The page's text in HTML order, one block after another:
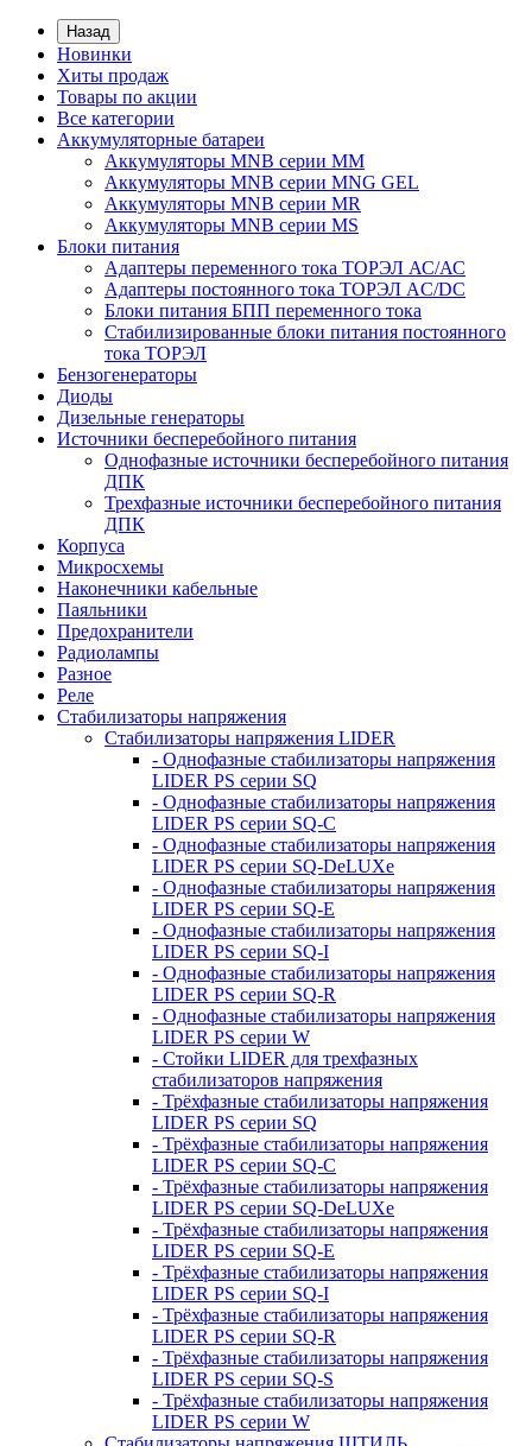
Назад
Новинки
Хиты продаж
Товары по акции
Все категории
Аккумуляторные батареи
Аккумуляторы MNB серии MM
Аккумуляторы MNB серии MNG GEL
Аккумуляторы MNB серии MR
Аккумуляторы MNB серии MS
Блоки питания
Адаптеры переменного тока ТОРЭЛ АС/АС
Адаптеры постоянного тока ТОРЭЛ AC/DC
Блоки питания БПП переменного тока
Стабилизированные блоки питания постоянного
тока ТОРЭЛ
Бензогенераторы
Диоды
Дизельные генераторы
Источники бесперебойного питания
Однофазные источники бесперебойного питания
ДПК
Трехфазные источники бесперебойного питания
ДПК
Корпуса
Микросхемы
Наконечники кабельные
Паяльники
Предохранители
Радиолампы
Разное
Реле
Стабилизаторы напряжения
Стабилизаторы напряжения LIDER
- Однофазные стабилизаторы напряжения
LIDER PS серии SQ
- Однофазные стабилизаторы напряжения
LIDER PS серии SQ-C
- Однофазные стабилизаторы напряжения
LIDER PS серии SQ-DeLUXe
- Однофазные стабилизаторы напряжения
LIDER PS серии SQ-E
- Однофазные стабилизаторы напряжения
LIDER PS серии SQ-I
- Однофазные стабилизаторы напряжения
LIDER PS серии SQ-R
- Однофазные стабилизаторы напряжения
LIDER PS серии W
- Стойки LIDER для трехфазных
стабилизаторов напряжения
- Трёхфазные стабилизаторы напряжения
LIDER PS серии SQ
- Трёхфазные стабилизаторы напряжения
LIDER PS серии SQ-C
- Трёхфазные стабилизаторы напряжения
LIDER PS серии SQ-DeLUXe
- Трёхфазные стабилизаторы напряжения
LIDER PS серии SQ-E
- Трёхфазные стабилизаторы напряжения
LIDER PS серии SQ-I
- Трёхфазные стабилизаторы напряжения
LIDER PS серии SQ-R
- Трёхфазные стабилизаторы напряжения
LIDER PS серии SQ-S
- Трёхфазные стабилизаторы напряжения
LIDER PS серии W